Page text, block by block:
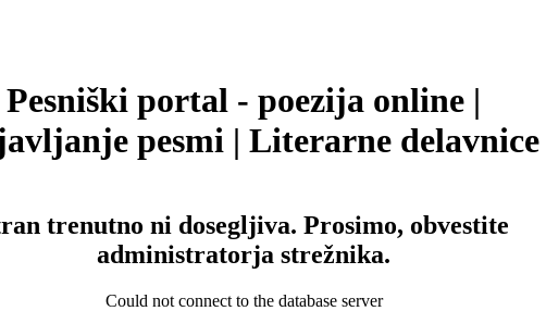
Pesniški portal - poezija online |
pesmi | Literarne delavnice
trenutno ni dosegljiva. Prosimo, obvestite
administratorja strežnika.
Could not connect to the database server